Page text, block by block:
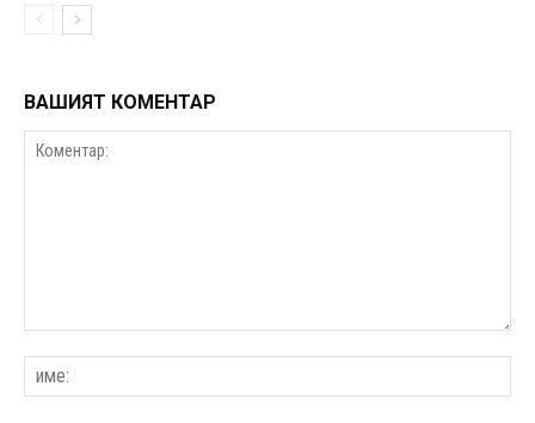
ВАШИЯТ КОМЕНТАР